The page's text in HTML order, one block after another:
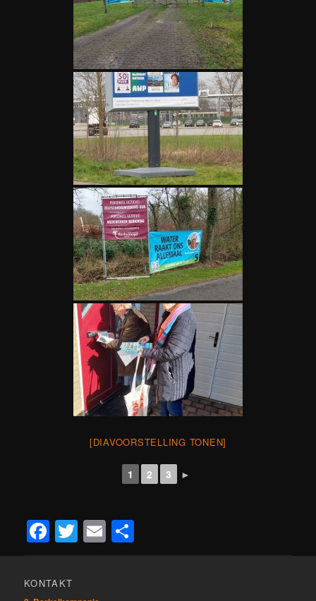
[DIAVOORSTELLING TONEN]
1 2 3 ►
Facebook
Twitter
Email
KONTAKT